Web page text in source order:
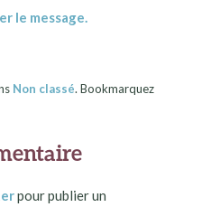
le message.
Non classé. Bookmarquez
pour publier un